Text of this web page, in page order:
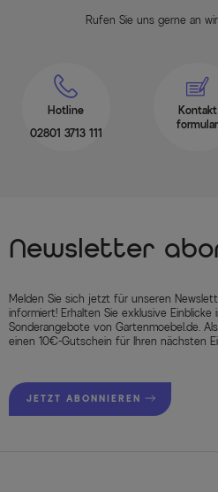
Rufen Sie uns gerne an
Hotline
02801 3713 111
Kontakt
formular
Newsletter
Melden Sie sich jetzt für unseren
informiert! Erhalten Sie exklusive
Sonderangebote von Gartenmoebel.de.
einen 10€-Gutschein für Ihren nächsten
JETZT ABONNIEREN